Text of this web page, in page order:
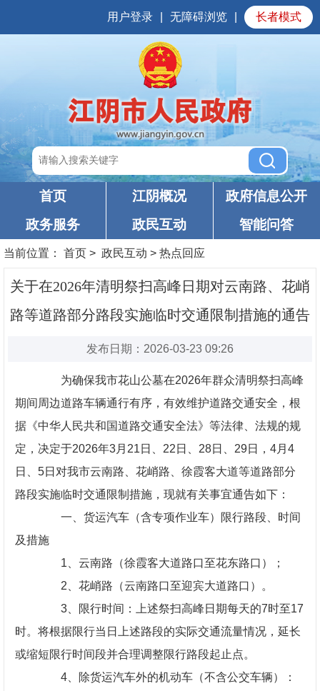
用户登录 无障碍浏览 长者模式
首页 江阴概况
政府信息公开
政务服务
政民互动 智能问答
当前位置： 首页 > 政民互动 > 热点回应
关于在2026年清明祭扫高峰日期对云南路、花峭
路等道路部分路段实施临时交通限制措施的通告
发布日期：2026-03-23 09:26
为确保我市花山公墓在2026年群众清明祭扫高峰
期间周边道路车辆通行有序，有效维护道路交通安全，根
据《中华人民共和国道路交通安全法》等法律、法规的规
定，决定于2026年3月21日、22日、28日、29日，4月4
日、5日对我市云南路、花峭路、徐霞客大道等道路部分
路段实施临时交通限制措施，现就有关事宜通告如下：
一、货运汽车（含专项作业车）限行路段、时间
及措施
1、云南路（徐霞客大道路口至花东路口）；
2、花峭路（云南路口至迎宾大道路口）。
3、限行时间：上述祭扫高峰日期每天的7时至17
时。将根据限行当日上述路段的实际交通流量情况，延长
或缩短限行时间段并合理调整限行路段起止点。
4、除货运汽车外的机动车（不含公交车辆）：